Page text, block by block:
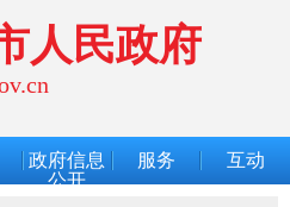
人民政府
政府信息
公开
服务 互动